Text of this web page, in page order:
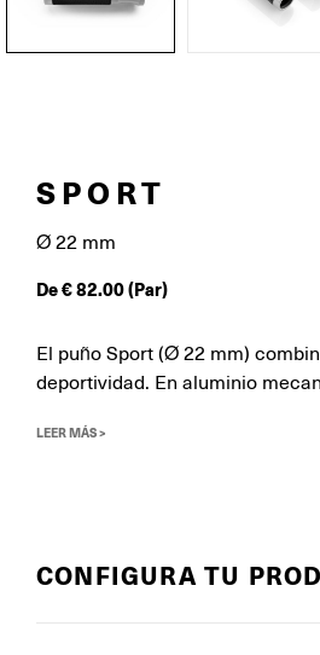
SPORT
Ø 22 mm
De€82.00(Par)
El puño Sport (Ø 22 mm)
deportividad. En aluminio
LEER MÁS >
CONFIGURA TU